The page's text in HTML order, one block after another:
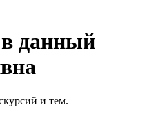
в данный
и тем.